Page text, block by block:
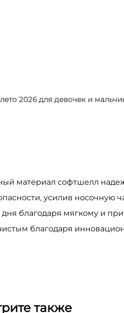
2026 для девочек и
материал софтшелл
усилив носочную
благодаря мягкому и
благодаря
также